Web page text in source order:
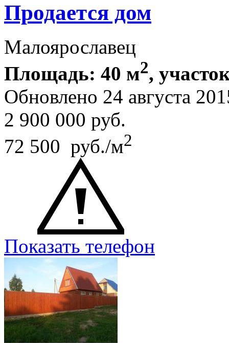
Продается дом
Малоярославец
Площадь: 40 м2,
Обновлено 24 августа
2 900 000 руб.
72 500 руб./м2
Показать телефон